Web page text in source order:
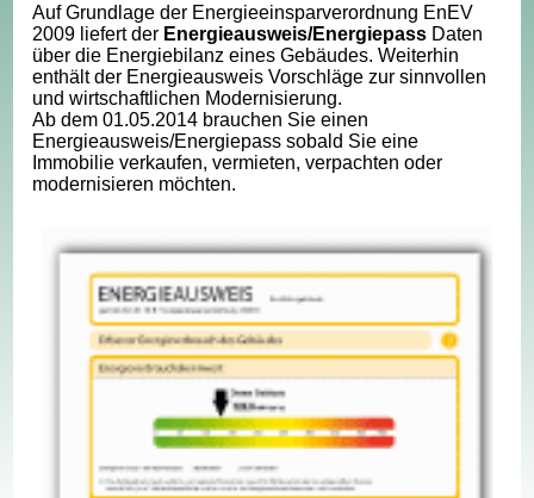
Auf Grundlage der Energieeinsparverordnung EnEV
2009 liefert der Energieausweis/Energiepass Daten
über die Energiebilanz eines Gebäudes. Weiterhin
enthält der Energieausweis Vorschläge zur sinnvollen
und wirtschaftlichen Modernisierung.
Ab dem 01.05.2014 brauchen Sie einen
Energieausweis/Energiepass sobald Sie eine
Immobilie verkaufen, vermieten, verpachten oder
modernisieren möchten.